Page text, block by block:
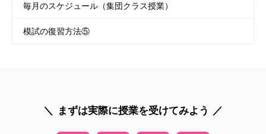
毎月のスケジュール（集団クラス授業）
模試の復習方法⑤
まずは実際に授業を受けてみよう